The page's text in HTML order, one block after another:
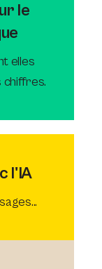
le
elles
chiffres.
l'IA